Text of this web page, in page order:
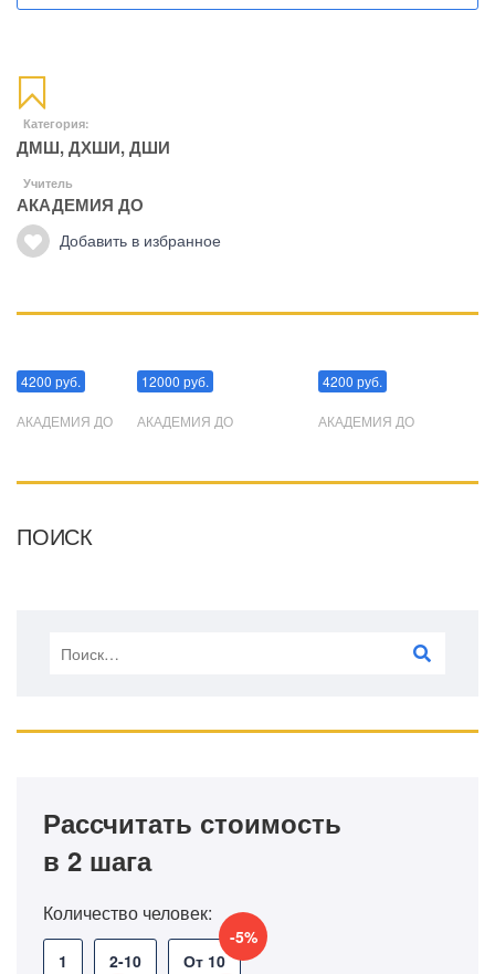
Категория:
ДМШ, ДХШИ, ДШИ
Учитель
АКАДЕМИЯ ДО
Добавить в избранное
4200 руб.
АКАДЕМИЯ ДО
12000 руб.
АКАДЕМИЯ ДО
4200 руб.
АКАДЕМИЯ ДО
ПОИСК
Рассчитать стоимость
в 2 шага
Количество человек:
1 2-10 От 10
-5%